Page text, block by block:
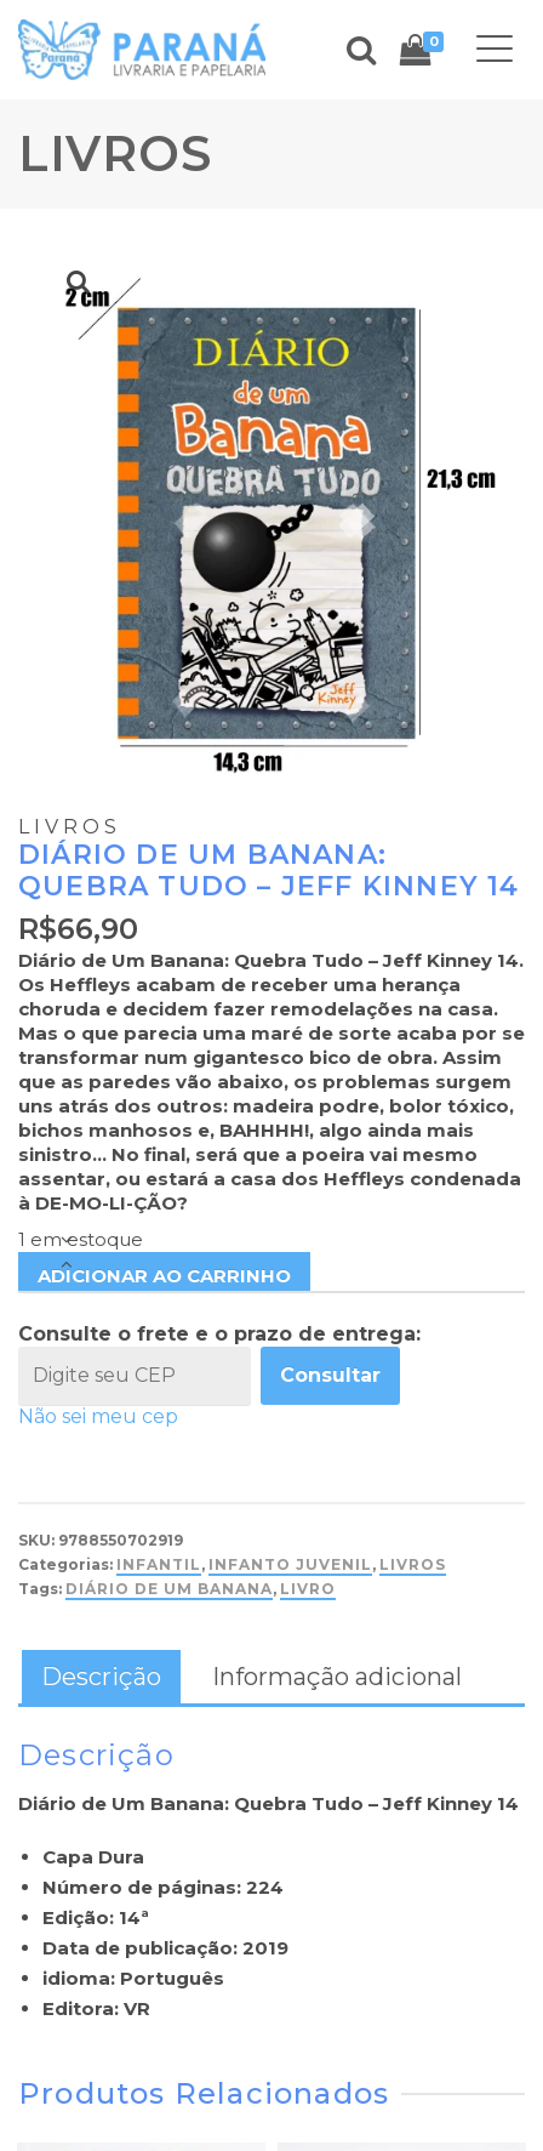
0
LIVROS
LIVROS
DIÁRIO DE UM BANANA:
QUEBRA TUDO – JEFF KINNEY 14
R$66,90
Diário de Um Banana: Quebra Tudo – Jeff Kinney 14.
Os Heffleys acabam de receber uma herança
choruda e decidem fazer remodelações na casa.
Mas o que parecia uma maré de sorte acaba por se
transformar num gigantesco bico de obra. Assim
que as paredes vão abaixo, os problemas surgem
uns atrás dos outros: madeira podre, bolor tóxico,
bichos manhosos e, BAHHHH!, algo ainda mais
sinistro… No final, será que a poeira vai mesmo
assentar, ou estará a casa dos Heffleys condenada
à DE-MO-LI-ÇÃO?
1 em estoque
ADICIONAR AO CARRINHO
Consulte o frete e o prazo de entrega:
Consultar
Não sei meu cep
SKU: 9788550702919
Categorias: INFANTIL , INFANTO JUVENIL , LIVROS
Tags: DIÁRIO DE UM BANANA, LIVRO
Descrição Informação adicional
Descrição
Diário de Um Banana: Quebra Tudo – Jeff Kinney 14
Capa Dura
Número de páginas: 224
Edição: 14ª
Data de publicação: 2019
idioma: Português
Editora: VR
Produtos Relacionados